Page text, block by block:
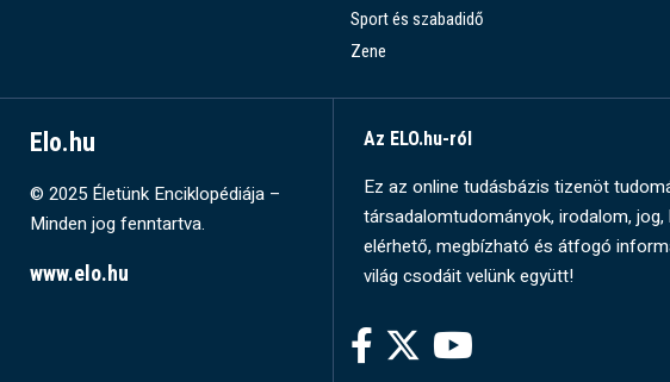
Sport és szabadidő
Zene
Elo.hu
© 2025 Életünk Enciklopédiája –
Minden jog fenntartva.
www.elo.hu
Az ELO.hu-ról
Ez az online tudásbázis tizenöt
társadalomtudományok, irodalom,
elérhető, megbízható és átfogó
világ csodáit velünk együtt!